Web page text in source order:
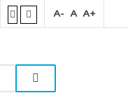
A- A A+